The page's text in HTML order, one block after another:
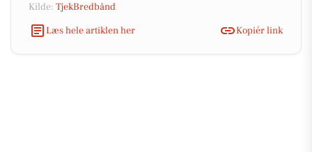
Kilde: TjekBredbånd
Læs hele artiklen her
Kopiér link